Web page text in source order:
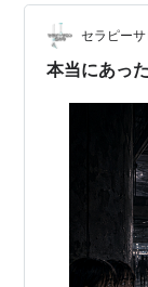
の時は きれい
蛇口をひねっ
は赤茶色の水
セラピー
本当にあっ